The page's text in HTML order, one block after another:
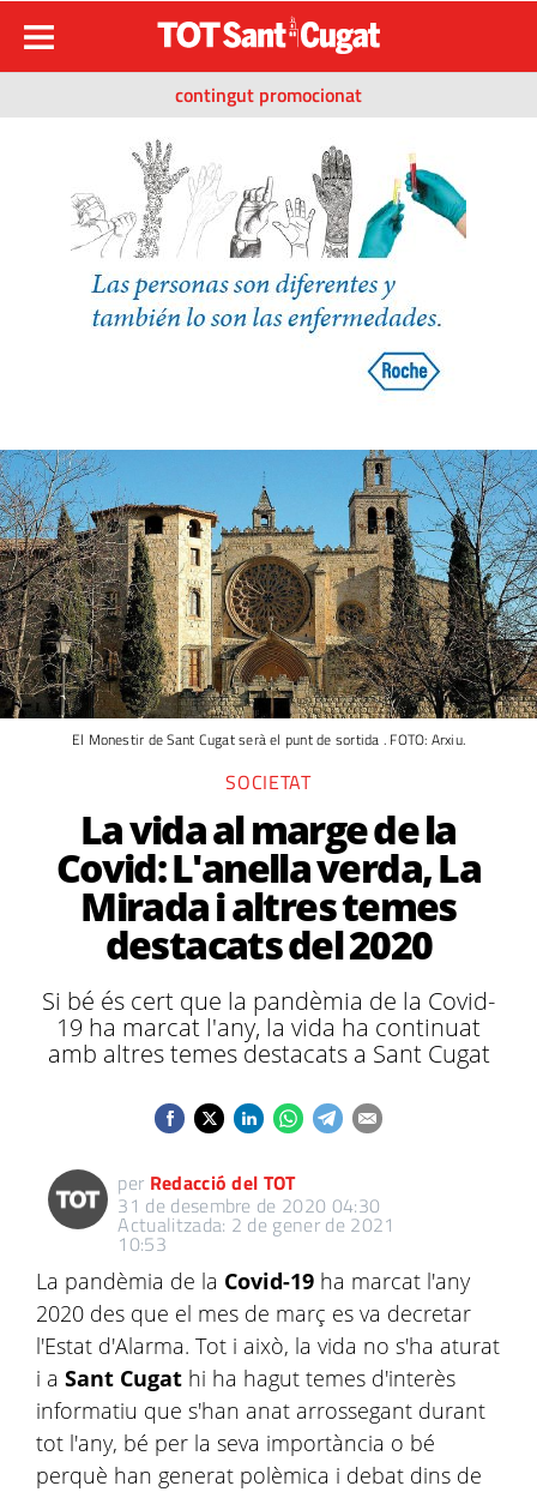
contingut promocionat
El Monestir de Sant Cugat serà el punt de sortida . FOTO: Arxiu.
SOCIETAT
La vida al marge de la
Covid: L'anella verda, La
Mirada i altres temes
destacats del 2020
Si bé és cert que la pandèmia de la Covid-
19 ha marcat l'any, la vida ha continuat
amb altres temes destacats a Sant Cugat
per Redacció del TOT
31 de desembre de 2020 04:30
Actualitzada: 2 de gener de 2021
10:53
La pandèmia de la Covid-19 ha marcat l'any
2020 des que el mes de març es va decretar
l'Estat d'Alarma. Tot i això, la vida no s'ha aturat
i a Sant Cugat hi ha hagut temes d'interès
informatiu que s'han anat arrossegant durant
tot l'any, bé per la seva importància o bé
perquè han generat polèmica i debat dins de